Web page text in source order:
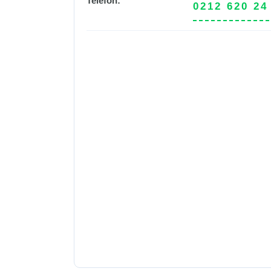
0212 620 24